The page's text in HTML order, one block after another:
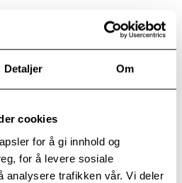
Detaljer Om
cookies
for å gi innhold og
for å levere sosiale
analysere trafikken vår. Vi deler
praktiske redskaper som kan
deg og din partner i hverdagen
over 40 års forskning på
har på verdensbasis fått hjelp
programmets optimistiske
sier Barstad.